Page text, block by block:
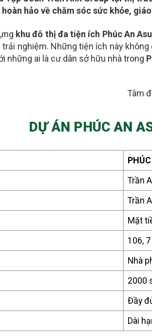
hảo về chăm sóc sức khỏe,
khu đô thị đa tiện ích Phúc An
nghiệm. Những tiện ích này
những ai là cư dân sở hữu nhà trong
DỰ ÁN PHÚC AN
Trần
Trần
Mặt
106,
Nhà
2000
Đầy
Dài